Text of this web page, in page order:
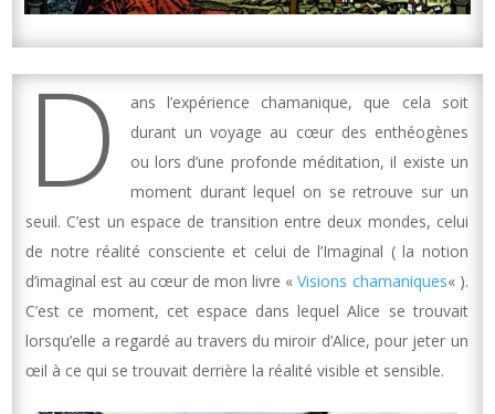
D
ans l’expérience chamanique, que cela soit
durant un voyage au cœur des enthéogènes
ou lors d’une profonde méditation, il existe un
moment durant lequel on se retrouve sur un
seuil. C’est un espace de transition entre deux mondes, celui
de notre réalité consciente et celui de l’Imaginal ( la notion
d’imaginal est au cœur de mon livre «Visions chamaniques« ).
C’est ce moment, cet espace dans lequel Alice se trouvait
lorsqu’elle a regardé au travers du miroir d’Alice, pour jeter un
œil à ce qui se trouvait derrière la réalité visible et sensible.